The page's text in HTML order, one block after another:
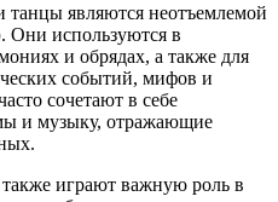
являются неотъемлемой
Они используются в
и обрядах, а также для
событий, мифов и
сочетают в себе
и музыку, отражающие
играют важную роль в